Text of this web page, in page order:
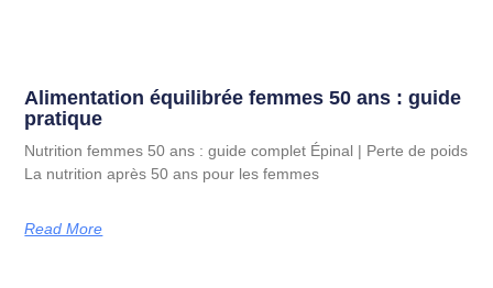
Alimentation équilibrée femmes 50 ans : guide
pratique
Nutrition femmes 50 ans : guide complet Épinal | Perte de poids
La nutrition après 50 ans pour les femmes
Read More